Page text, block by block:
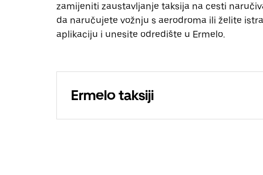
zamijeniti zaustavljanje taksija na cesti
da naručujete vožnju s aerodroma ili želite
aplikaciju i unesite odredište u Ermelo.
Ermelo taksiji